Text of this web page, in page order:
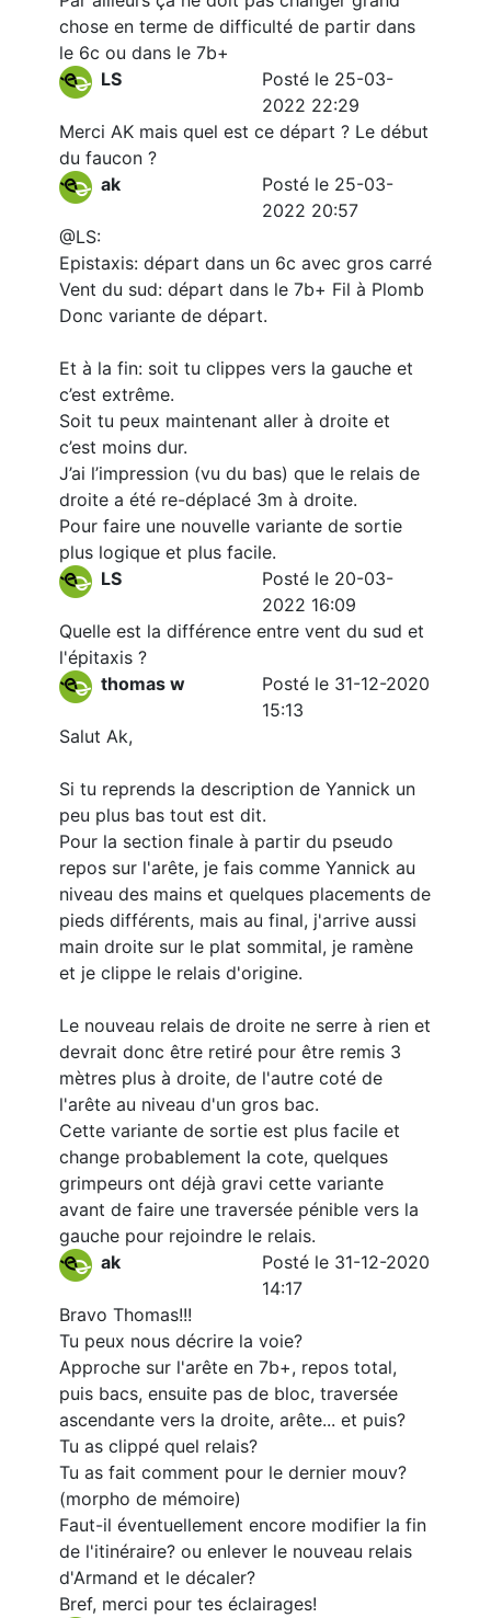
chose en terme de difficulté de partir dans
le 6c ou dans le 7b+
LS
Posté le 25-03-
2022 22:29
Merci AK mais quel est ce départ ? Le début
du faucon ?
ak
Posté le 25-03-
2022 20:57
@LS:
Epistaxis: départ dans un 6c avec gros carré
Vent du sud: départ dans le 7b+ Fil à Plomb
Donc variante de départ.
Et à la fin: soit tu clippes vers la gauche et
c’est extrême.
Soit tu peux maintenant aller à droite et
c’est moins dur.
J’ai l’impression (vu du bas) que le relais de
droite a été re-déplacé 3m à droite.
Pour faire une nouvelle variante de sortie
plus logique et plus facile.
LS
Posté le 20-03-
2022 16:09
Quelle est la différence entre vent du sud et
l'épitaxis ?
thomas w
Posté le 31-12-2020
15:13
Salut Ak,
Si tu reprends la description de Yannick un
peu plus bas tout est dit.
Pour la section finale à partir du pseudo
repos sur l'arête, je fais comme Yannick au
niveau des mains et quelques placements de
pieds différents, mais au final, j'arrive aussi
main droite sur le plat sommital, je ramène
et je clippe le relais d'origine.
Le nouveau relais de droite ne serre à rien et
devrait donc être retiré pour être remis 3
mètres plus à droite, de l'autre coté de
l'arête au niveau d'un gros bac.
Cette variante de sortie est plus facile et
change probablement la cote, quelques
grimpeurs ont déjà gravi cette variante
avant de faire une traversée pénible vers la
gauche pour rejoindre le relais.
ak
Posté le 31-12-2020
14:17
Bravo Thomas!!!
Tu peux nous décrire la voie?
Approche sur l'arête en 7b+, repos total,
puis bacs, ensuite pas de bloc, traversée
ascendante vers la droite, arête... et puis?
Tu as clippé quel relais?
Tu as fait comment pour le dernier mouv?
(morpho de mémoire)
Faut-il éventuellement encore modifier la fin
de l'itinéraire? ou enlever le nouveau relais
d'Armand et le décaler?
Bref, merci pour tes éclairages!